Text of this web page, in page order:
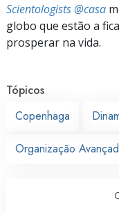
Scientologists @casa
globo que estão a
prosperar na vida.
Tópicos
Copenhaga
Organização